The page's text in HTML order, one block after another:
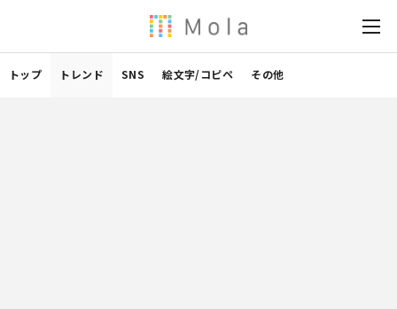
トップ トレンド SNS 絵文字/コピペ その他